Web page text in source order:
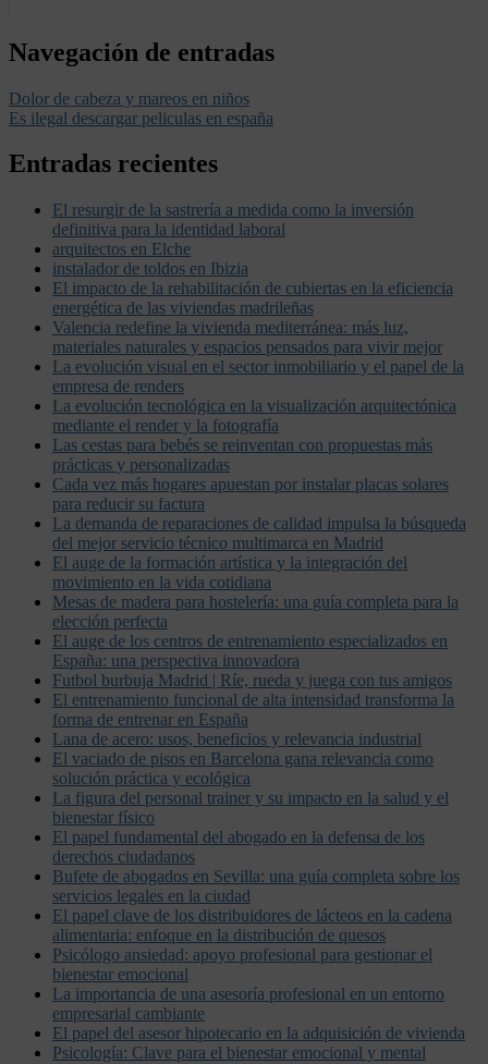
Navegación de entradas
Dolor de cabeza y mareos en niños
Es ilegal descargar peliculas en españa
Entradas recientes
El resurgir de la sastrería a medida como la inversión
definitiva para la identidad laboral
arquitectos en Elche
instalador de toldos en Ibizia
El impacto de la rehabilitación de cubiertas en la eficiencia
energética de las viviendas madrileñas
Valencia redefine la vivienda mediterránea: más luz,
materiales naturales y espacios pensados para vivir mejor
La evolución visual en el sector inmobiliario y el papel de la
empresa de renders
La evolución tecnológica en la visualización arquitectónica
mediante el render y la fotografía
Las cestas para bebés se reinventan con propuestas más
prácticas y personalizadas
Cada vez más hogares apuestan por instalar placas solares
para reducir su factura
La demanda de reparaciones de calidad impulsa la búsqueda
del mejor servicio técnico multimarca en Madrid
El auge de la formación artística y la integración del
movimiento en la vida cotidiana
Mesas de madera para hostelería: una guía completa para la
elección perfecta
El auge de los centros de entrenamiento especializados en
España: una perspectiva innovadora
Futbol burbuja Madrid | Ríe, rueda y juega con tus amigos
El entrenamiento funcional de alta intensidad transforma la
forma de entrenar en España
Lana de acero: usos, beneficios y relevancia industrial
El vaciado de pisos en Barcelona gana relevancia como
solución práctica y ecológica
La figura del personal trainer y su impacto en la salud y el
bienestar físico
El papel fundamental del abogado en la defensa de los
derechos ciudadanos
Bufete de abogados en Sevilla: una guía completa sobre los
servicios legales en la ciudad
El papel clave de los distribuidores de lácteos en la cadena
alimentaria: enfoque en la distribución de quesos
Psicólogo ansiedad: apoyo profesional para gestionar el
bienestar emocional
La importancia de una asesoría profesional en un entorno
empresarial cambiante
El papel del asesor hipotecario en la adquisición de vivienda
Psicología: Clave para el bienestar emocional y mental